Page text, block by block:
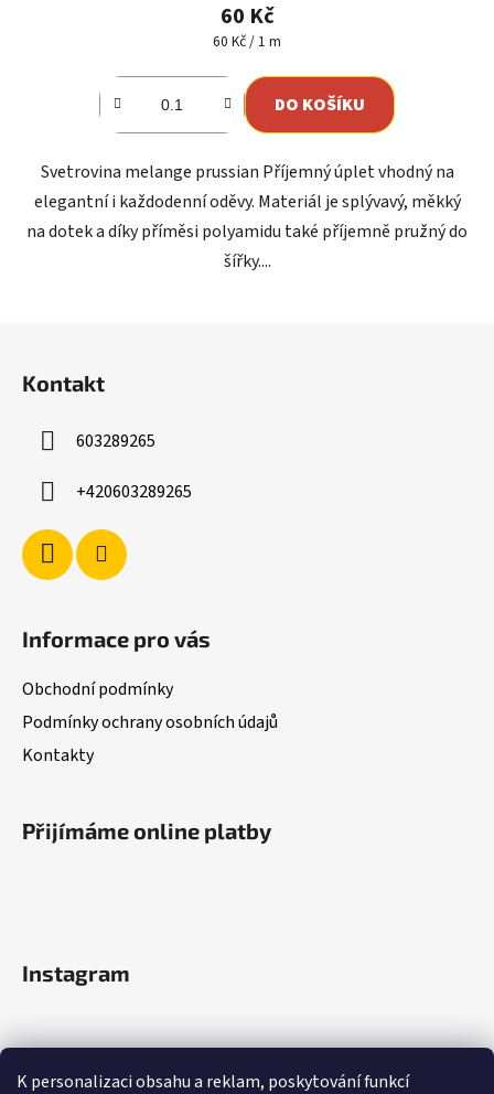
K personalizaci obsahu a reklam, poskytování funkcí
60 Kč
Měrná
60 Kč / 1 m
DO KOŠÍKU
Svetrovina melange prussian Příjemný úplet vhodný na
elegantní i každodenní oděvy. Materiál je splývavý, měkký
na dotek a díky příměsi polyamidu také příjemně pružný do
šířky....
Kontakt
603289265
+420603289265
Informace pro vás
Obchodní podmínky
Podmínky ochrany osobních údajů
Kontakty
Přijímáme online platby
Instagram